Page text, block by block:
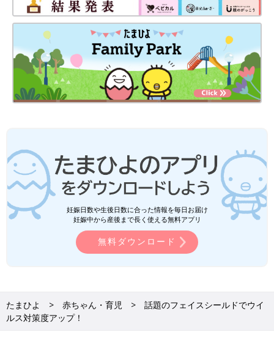
妊娠日数や生後日数に合った情報を毎日お届け
妊娠中から産後まで長く使える無料アプリ
無料ダウンロード
たまひよ 赤ちゃん・育児
話題のフェイスシールドでウイ
ルス対策度アップ！